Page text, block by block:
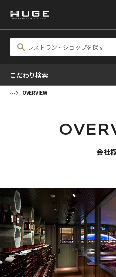
こだわり検索
OVERVIEW
会社